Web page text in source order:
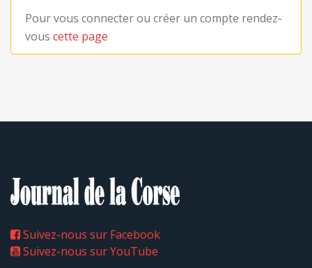
Pour vous connecter ou créer un compte rendez-
vous cette page
Suivez-nous sur Facebook
Suivez-nous sur YouTube